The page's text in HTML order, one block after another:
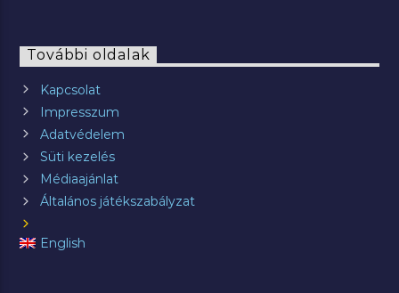
További oldalak
Kapcsolat
Impresszum
Adatvédelem
Süti kezelés
Médiaajánlat
Általános játékszabályzat
English